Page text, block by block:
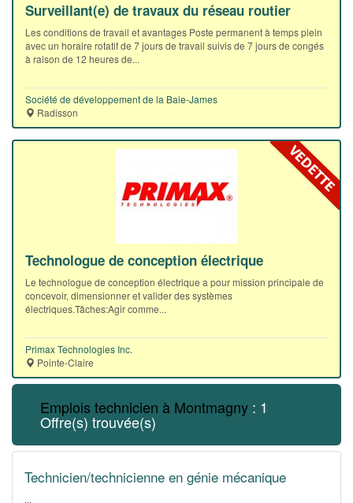
Surveillant(e) de travaux du réseau routier
Les conditions de travail et avantages Poste permanent à temps plein
avec un horaire rotatif de 7 jours de travail suivis de 7 jours de congés
à raison de 12 heures de...
Société de développement de la Baie-James
Radisson
Technologue de conception électrique
Le technologue de conception électrique a pour mission principale de
concevoir, dimensionner et valider des systèmes
électriques.Tâches:Agir comme...
Primax Technologies Inc.
Pointe-Claire
Emplois technicien à Montmagny : 1
Offre(s) trouvée(s)
Technicien/technicienne en génie mécanique
...